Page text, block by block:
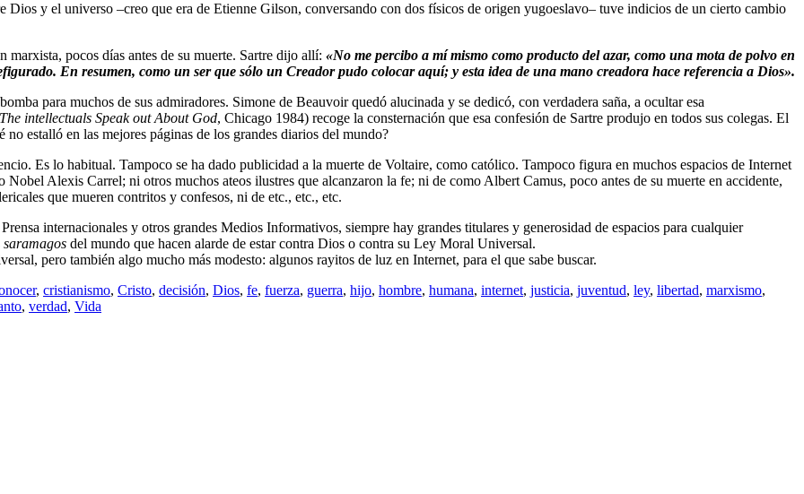
y el universo –creo que era de Etienne Gilson, conversando con dos físicos de origen yugoeslavo– tuve indicios de un cierto cambio
pocos días antes de su muerte. Sartre dijo allí: «No me percibo a mí mismo como producto del azar, como una mota de polvo en
En resumen, como un ser que sólo un Creador pudo colocar aquí; y esta idea de una mano creadora hace referencia a Dios».
para muchos de sus admiradores. Simone de Beauvoir quedó alucinada y se dedicó, con verdadera saña, a ocultar esa
The intellectuals Speak out About God, Chicago 1984) recoge la consternación que esa confesión de Sartre produjo en todos sus colegas. El
no estalló en las mejores páginas de los grandes diarios del mundo?
Es lo habitual. Tampoco se ha dado publicidad a la muerte de Voltaire, como católico. Tampoco figura en muchos espacios de Internet
Alexis Carrel; ni otros muchos ateos ilustres que alcanzaron la fe; ni de como Albert Camus, poco antes de su muerte en accidente,
que mueren contritos y confesos, ni de etc., etc., etc.
internacionales y otros grandes Medios Informativos, siempre hay grandes titulares y generosidad de espacios para cualquier
saramagos del mundo que hacen alarde de estar contra Dios o contra su Ley Moral Universal.
pero también algo mucho más modesto: algunos rayitos de luz en Internet, para el que sabe buscar.
, cristianismo, Cristo, decisión, Dios, fe, fuerza, guerra, hijo, hombre, humana, internet, justicia, juventud, ley, libertad, marxismo,
, verdad, Vida